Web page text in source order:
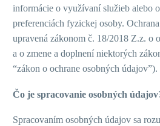
informácie o využívaní služieb alebo
preferenciách fyzickej osoby.
upravená zákonom č. 18/2018 Z.z. o
a o zmene a doplnení niektorých
“zákon o ochrane osobných údajov”).
Čo je spracovanie osobných
Spracovaním osobných údajov sa